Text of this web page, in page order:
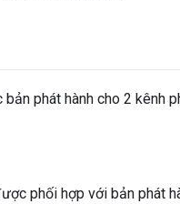
phát hành cho 2 kênh
phối hợp với bản phát